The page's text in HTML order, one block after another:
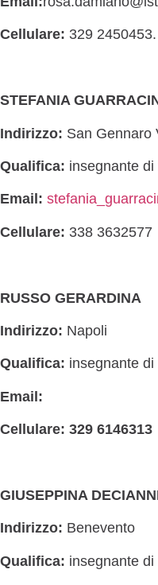
Cellulare: 329 2450453.
STEFANIA
Indirizzo: San Gennaro
Qualifica: insegnante di
Email:
Cellulare: 338 3632577
RUSSO GERARDINA
Indirizzo: Napoli
Qualifica: insegnante di
Email:
Cellulare: 329 6146313
GIUSEPPINA
Indirizzo: Benevento
Qualifica: insegnante di